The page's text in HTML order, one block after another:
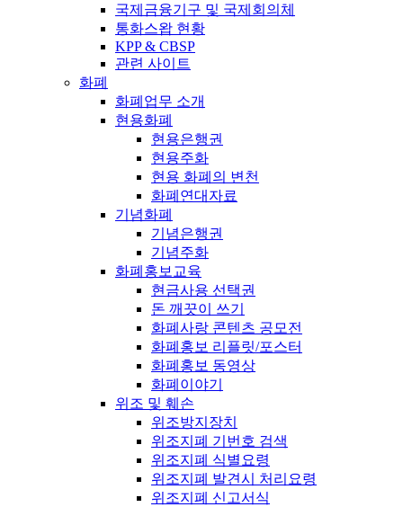
국제금융기구 및 국제회의체
통화스왑 현황
KPP & CBSP
관련 사이트
화폐
화폐업무 소개
현용화폐
현용은행권
현용주화
현용 화폐의 변천
화폐연대자료
기념화폐
기념은행권
기념주화
화폐홍보교육
현금사용 선택권
돈 깨끗이 쓰기
화폐사랑 콘텐츠 공모전
화폐홍보 리플릿/포스터
화폐홍보 동영상
화폐이야기
위조 및 훼손
위조방지장치
위조지폐 기번호 검색
위조지폐 식별요령
위조지폐 발견시 처리요령
위조지폐 신고서식